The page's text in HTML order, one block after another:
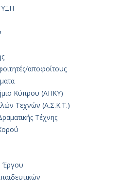
αποφοίτους
Κύπρου (ΑΠΚΥ)
Τεχνών (Α.Σ.Κ.Τ.)
Τέχνης
Έργου